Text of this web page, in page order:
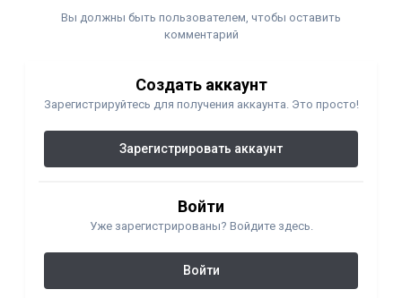
Вы должны быть пользователем, чтобы оставить
комментарий
Создать аккаунт
Зарегистрируйтесь для получения аккаунта. Это просто!
Зарегистрировать аккаунт
Войти
Уже зарегистрированы? Войдите здесь.
Войти